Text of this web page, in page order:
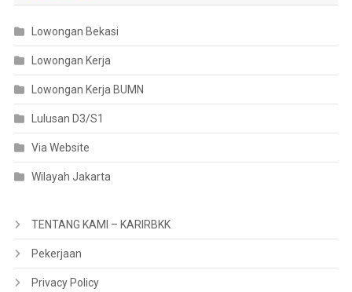
Lowongan Bekasi
Lowongan Kerja
Lowongan Kerja BUMN
Lulusan D3/S1
Via Website
Wilayah Jakarta
TENTANG KAMI – KARIRBKK
Pekerjaan
Privacy Policy